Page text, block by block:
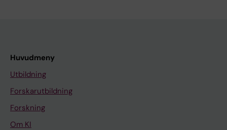
Huvudmeny
Utbildning
Forskarutbildning
Forskning
Om KI